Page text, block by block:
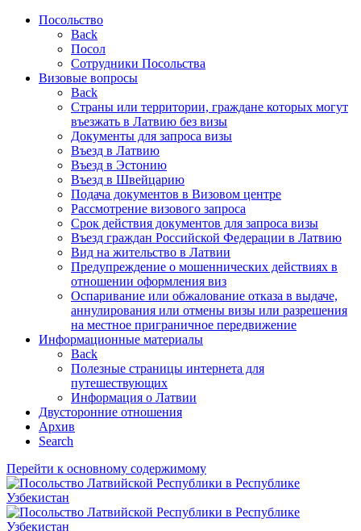
Посольство
Back
Посол
Сотрудники Посольства
Визовые вопросы
Back
Страны или территории, граждане которых могут
въезжать в Латвию без визы
Документы для запроса визы
Въезд в Латвию
Въезд в Эстонию
Въезд в Швейцарию
Подача документов в Визовом центре
Рассмотрение визового запроса
Срок действия документов для запроса визы
Въезд граждан Российской Федерации в Латвию
Вид на жительство в Латвии
Предупреждение о мошеннических действиях в
отношении оформления виз
Оспаривание или обжалование отказа в выдаче,
аннулирования или отмены визы или разрешения
на местное приграничное передвижение
Информационные материалы
Back
Полезные страницы интернета для
путешествующих
Информация о Латвии
Двусторонние отношения
Aрхив
Search
Перейти к основному содержимому